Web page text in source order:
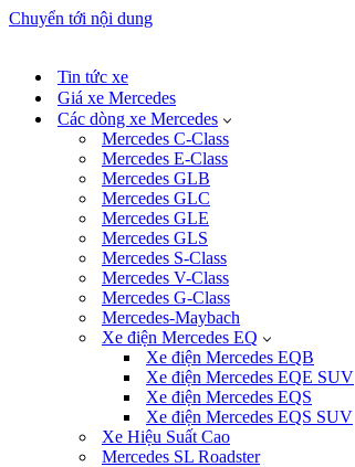
Chuyển tới nội dung
Tin tức xe
Giá xe Mercedes
Các dòng xe Mercedes
Mercedes C-Class
Mercedes E-Class
Mercedes GLB
Mercedes GLC
Mercedes GLE
Mercedes GLS
Mercedes S-Class
Mercedes V-Class
Mercedes G-Class
Mercedes-Maybach
Xe điện Mercedes EQ
Xe điện Mercedes EQB
Xe điện Mercedes EQE SUV
Xe điện Mercedes EQS
Xe điện Mercedes EQS SUV
Xe Hiệu Suất Cao
Mercedes SL Roadster